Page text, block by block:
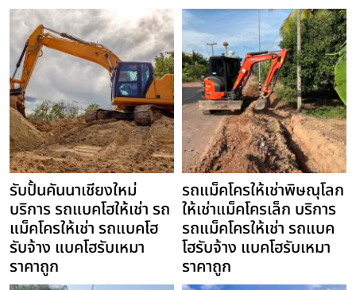
รับปั้นคันนาเชียงใหม่
บริการ รถแบคโฮให้เช่า รถ
แม็คโครให้เช่า รถแบคโฮ
รับจ้าง แบคโฮรับเหมา
ราคาถูก
รถแม็คโครให้เช่าพิษณุโลก
ให้เช่าแม็คโครเล็ก บริการ
รถแม็คโครให้เช่า รถแบค
โฮรับจ้าง แบคโฮรับเหมา
ราคาถูก